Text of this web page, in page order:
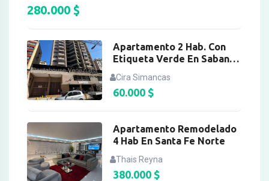
280.000 $
Apartamento 2 Hab. Con
Etiqueta Verde En Sabana
Cira Simancas
60.000 $
Apartamento Remodelado
4 Hab En Santa Fe Norte
Thais Reyna
380.000 $